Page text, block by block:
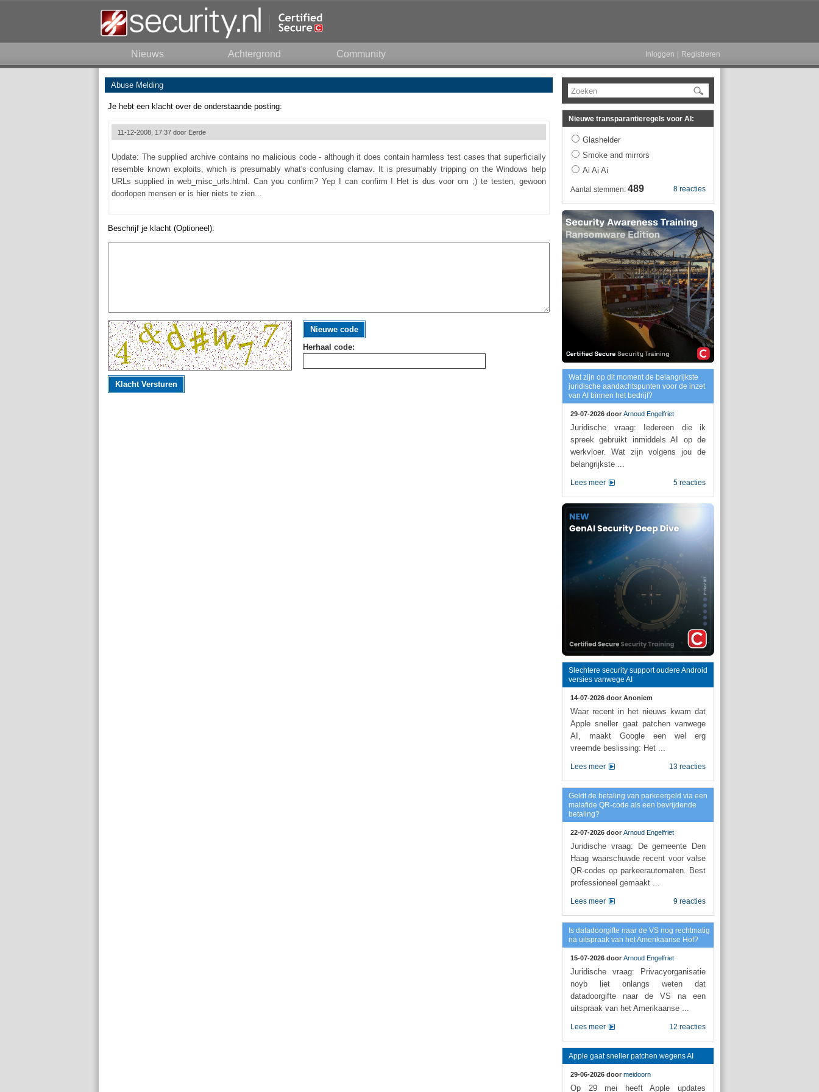
Nieuws Achtergrond Community Inloggen Registreren
Abuse Melding
Je hebt een klacht over de onderstaande posting:
11-12-2008, 17:37 door Eerde
Update: The supplied archive contains no malicious code - although it does contain harmless test cases that superficially
resemble known exploits, which is presumably what's confusing clamav. It is presumably tripping on the Windows help
URLs supplied in web_misc_urls.html. Can you confirm? Yep I can confirm ! Het is dus voor om ;) te testen, gewoon
doorlopen mensen er is hier niets te zien...
Beschrijf je klacht (Optioneel):
Nieuwe code
Herhaal code:
Klacht Versturen
Zoeken
Nieuwe transparantieregels voor AI:
Glashelder
Smoke and mirrors
Ai Ai Ai
8 reacties
Aantal stemmen: 489
Wat zijn op dit moment de belangrijkste
juridische aandachtspunten voor de inzet
van AI binnen het bedrijf?
29-07-2026 door Arnoud Engelfriet
Juridische vraag: Iedereen die ik
spreek gebruikt inmiddels AI op de
werkvloer. Wat zijn volgens jou de
belangrijkste ...
5 reacties
Lees meer
Slechtere security support oudere Android
versies vanwege AI
14-07-2026 door Anoniem
Waar recent in het nieuws kwam dat
Apple sneller gaat patchen vanwege
AI, maakt Google een wel erg
vreemde beslissing: Het ...
13 reacties
Lees meer
Geldt de betaling van parkeergeld via een
malafide QR-code als een bevrijdende
betaling?
22-07-2026 door Arnoud Engelfriet
Juridische vraag: De gemeente Den
Haag waarschuwde recent voor valse
QR-codes op parkeerautomaten. Best
professioneel gemaakt ...
9 reacties
Lees meer
Is datadoorgifte naar de VS nog rechtmatig
na uitspraak van het Amerikaanse Hof?
15-07-2026 door Arnoud Engelfriet
Juridische vraag: Privacyorganisatie
noyb liet onlangs weten dat
datadoorgifte naar de VS na een
uitspraak van het Amerikaanse ...
12 reacties
Lees meer
Apple gaat sneller patchen wegens AI
29-06-2026 door meidoorn
Op 29 mei heeft Apple updates